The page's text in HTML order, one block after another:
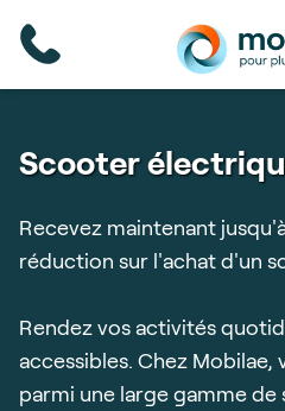
Scooter
Recevez maintenant
réduction sur l'achat d'un
Rendez vos activités
accessibles. Chez
parmi une large gamme